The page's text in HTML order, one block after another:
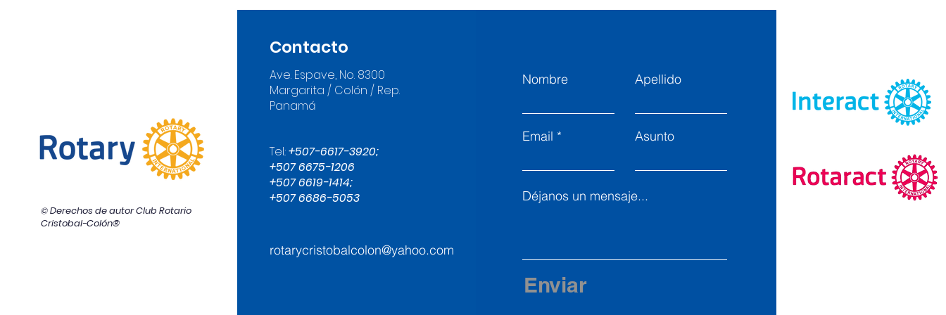
© Derechos de autor Club Rotario
Cristobal-Colón®
Contacto
Ave. Espave, No. 8300
Margarita / Colón / Rep.
Panamá
Tel.:+507-6617-3920;
+507 6675-1206
+507 6619-1414;
+507 6686-5053
rotarycristobalcolon@yahoo.com
Nombre
Email
Apellido
Asunto
Déjanos un mensaje...
Enviar
Facebook
Twitter